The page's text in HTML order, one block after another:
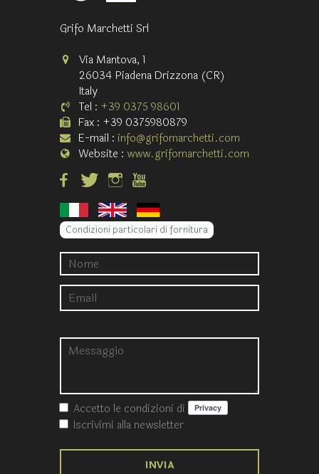
Grifo Marchetti Srl
Via Mantova, 1
26034 Piadena Drizzona (CR)
Italy
Tel : +39 0375 98601
Fax : +39 0375980879
E-mail : info@grifomarchetti.com
Website : www.grifomarchetti.com
Condizioni particolari di fornitura
Accetto le condizioni di
Iscrivimi alla newsletter